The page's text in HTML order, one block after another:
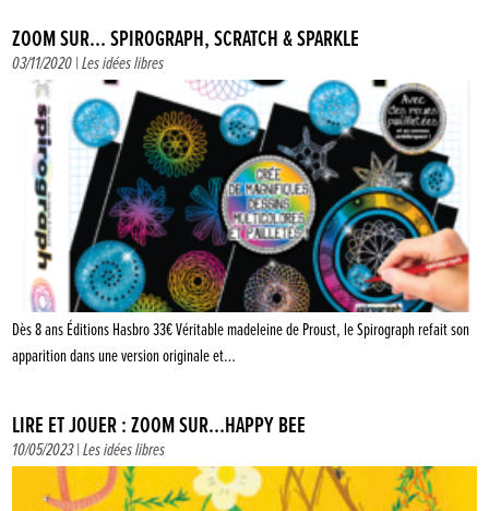
ZOOM SUR… SPIROGRAPH, SCRATCH & SPARKLE
03/11/2020 |Les idées libres
Dès 8 ans Éditions Hasbro 33€ Véritable madeleine de Proust, le Spirograph refait son
apparition dans une version originale et…
LIRE ET JOUER : ZOOM SUR…HAPPY BEE
10/05/2023 |Les idées libres